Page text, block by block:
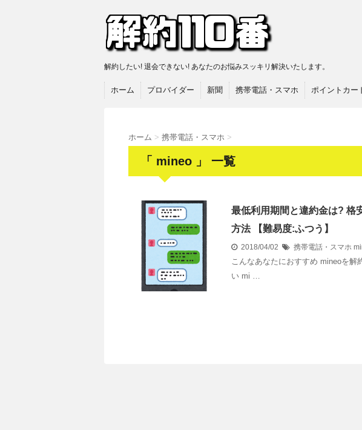
解約したい! 退会できない! あなたのお悩みスッキリ解決いたします。
ホーム プロバイダー 新聞 携帯電話・スマホ ポイントカー
ホーム > 携帯電話・スマホ >
「 mineo 」 一覧
最低利用期間と違約金は? 格
方法 【難易度:ふつう】
2018/04/02 携帯電話・スマホ
こんなあなたにおすすめ mineoを解
い mi …